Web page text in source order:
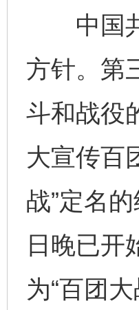
中国共
方针。第
斗和战役
大宣传百
战”定名
日晚已开
为“百团